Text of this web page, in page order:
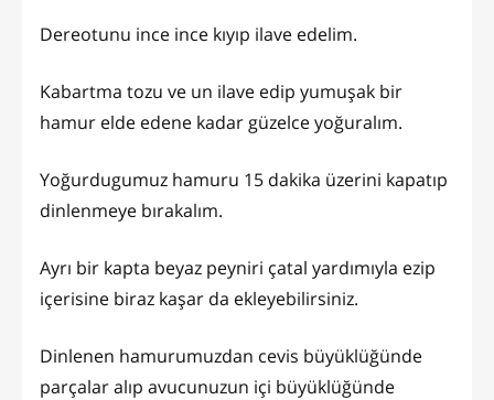
Dereotunu ince ince kıyıp ilave edelim.
Kabartma tozu ve un ilave edip yumuşak bir
hamur elde edene kadar güzelce yoğuralım.
Yoğurdugumuz hamuru 15 dakika üzerini kapatıp
dinlenmeye bırakalım.
Ayrı bir kapta beyaz peyniri çatal yardımıyla ezip
içerisine biraz kaşar da ekleyebilirsiniz.
Dinlenen hamurumuzdan cevis büyüklüğünde
parçalar alıp avucunuzun içi büyüklüğünde